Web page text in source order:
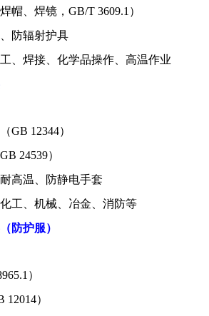
帽、焊镜， GB/T 3609.1 ）
防辐射护具
工、焊接、化学品操作、高温作业
GB 12344）
GB 24539）
高温、防静电手套
化工、机械、冶金、消防等
防护服）
）
12014）